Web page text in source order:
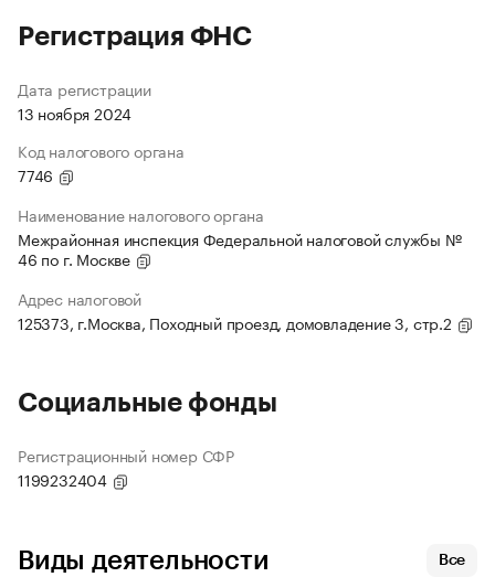
Регистрация ФНС
Дата регистрации
13 ноября 2024
Код налогового органа
7746
Наименование налогового органа
Межрайонная инспекция Федеральной налоговой службы №
46 по г. Москве
Адрес налоговой
125373, г.Москва, Походный проезд, домовладение 3, стр.2
Социальные фонды
Регистрационный номер СФР
1199232404
Виды деятельности Все